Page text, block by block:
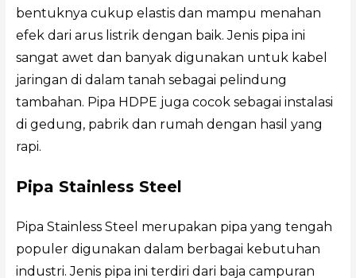
bentuknya cukup elastis dan mampu menahan
efek dari arus listrik dengan baik. Jenis pipa ini
sangat awet dan banyak digunakan untuk kabel
jaringan di dalam tanah sebagai pelindung
tambahan. Pipa HDPE juga cocok sebagai instalasi
di gedung, pabrik dan rumah dengan hasil yang
rapi.
Pipa Stainless Steel
Pipa Stainless Steel merupakan pipa yang tengah
populer digunakan dalam berbagai kebutuhan
industri. Jenis pipa ini terdiri dari baja campuran